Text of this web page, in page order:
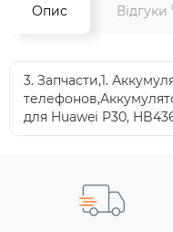
Опис Відгуки
3. Запчасти,1.
для Huawei P30,